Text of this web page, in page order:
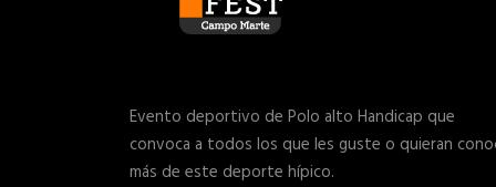
Evento deportivo de Polo alto Handicap que
convoca a todos los que les guste o quieran
más de este deporte hípico.